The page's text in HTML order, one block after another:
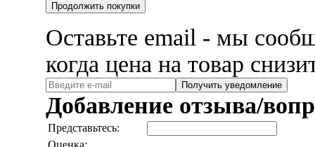
Продолжить покупки
Оставьте email - мы
когда цена на товар
Получить уведомление
Добавление отзыва/
Представьтесь:
Оценка: